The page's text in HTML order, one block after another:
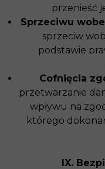
przenieść
Sprzeciwu
sprzeciw
podstawie
Cofnięcia
przetwarzanie
wpływu na
którego
IX.